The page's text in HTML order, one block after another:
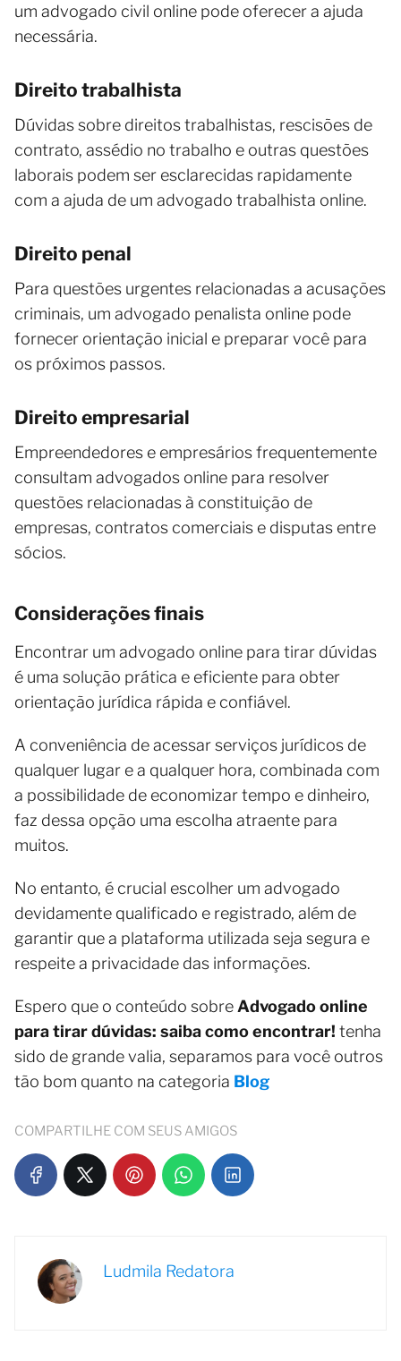
um advogado civil online pode oferecer a ajuda
necessária.
Direito trabalhista
Dúvidas sobre direitos trabalhistas, rescisões de
contrato, assédio no trabalho e outras questões
laborais podem ser esclarecidas rapidamente
com a ajuda de um advogado trabalhista online.
Direito penal
Para questões urgentes relacionadas a acusações
criminais, um advogado penalista online pode
fornecer orientação inicial e preparar você para
os próximos passos.
Direito empresarial
Empreendedores e empresários frequentemente
consultam advogados online para resolver
questões relacionadas à constituição de
empresas, contratos comerciais e disputas entre
sócios.
Considerações finais
Encontrar um advogado online para tirar dúvidas
é uma solução prática e eficiente para obter
orientação jurídica rápida e confiável.
A conveniência de acessar serviços jurídicos de
qualquer lugar e a qualquer hora, combinada com
a possibilidade de economizar tempo e dinheiro,
faz dessa opção uma escolha atraente para
muitos.
No entanto, é crucial escolher um advogado
devidamente qualificado e registrado, além de
garantir que a plataforma utilizada seja segura e
respeite a privacidade das informações.
Espero que o conteúdo sobre Advogado online
para tirar dúvidas: saiba como encontrar! tenha
sido de grande valia, separamos para você outros
tão bom quanto na categoria Blog
COMPARTILHE COM SEUS AMIGOS
Ludmila Redatora